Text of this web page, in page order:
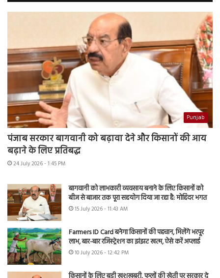
Punjab
पंजाब सरकार बागवानी को बढ़ावा देने और किसानों की आय
बढ़ाने के लिए प्रतिबद्ध
24 July 2026 - 1:45 PM
बागवानी को लाभकारी व्यवसाय बनाने के लिए किसानों को
बीज से बाजार तक पूरा सहयोग दिया जा रहा है: मोहिंदर भगत
15 July 2026 - 11:43 AM
Farmers ID Card बनेगा किसानों की पहचान, मिलेंगे भरपूर
लाभ, बार-बार रजिस्ट्रेशन का झंझट खत्म, ऐसे करें अप्लाई
10 July 2026 - 12:42 PM